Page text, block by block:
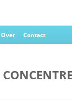
Ga
naar
Over Contact